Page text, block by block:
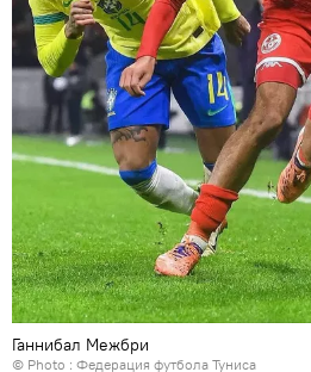
Ганнибал Межбри
© Photo : Федерация футбола Туниса